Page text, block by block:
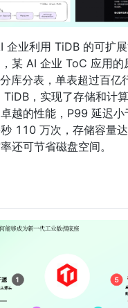
企业利用 TiDB 的可扩
某 AI 企业 ToC 应用的
库分表，单表超过百亿
TiDB，实现了存储和计
越的性能，P99 延迟
110 万次，存储容量
还可节省磁盘空间。